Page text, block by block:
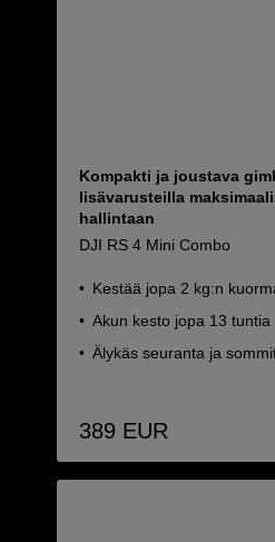
Kompakti ja joustava
lisävarusteilla
hallintaan
DJI RS 4 Mini Combo
Kestää jopa 2 kg:n
Akun kesto jopa 13 tuntia
Älykäs seuranta ja
389 EUR